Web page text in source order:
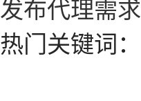
发布代理需求
热门关键词：